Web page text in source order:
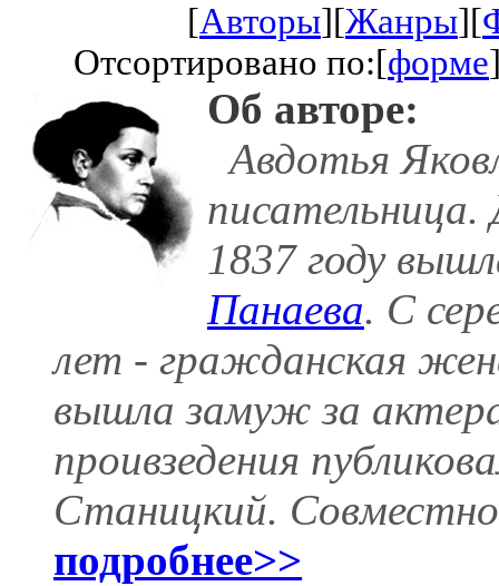
[Авторы][Жанры][
Отсортировано по:[форме
Об авторе:
Авдотья
1837 году
Панаева. С
лет - гражданская
вышла замуж за
проивзедения
Станицкий.
подробнее>>